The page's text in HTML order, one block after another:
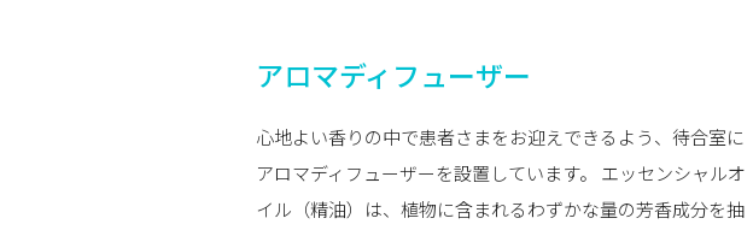
アロマディフューザー
心地よい香りの中で患者さまをお迎えできるよう、待合室に
アロマディフューザーを設置しています。 エッセンシャルオ
イル（精油）は、植物に含まれるわずかな量の芳香成分を抽